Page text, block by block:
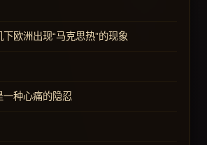
欧洲出现“马克思热”的现象
一种心痛的隐忍